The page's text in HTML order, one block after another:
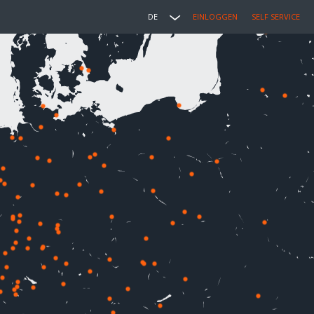
DE EINLOGGEN SELF SERVICE